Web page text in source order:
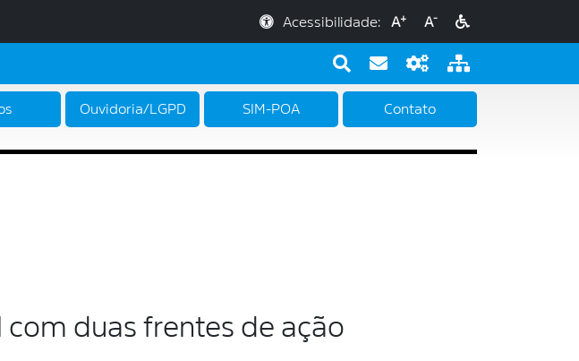
Acessibilidade: A+ A-
Ouvidoria/LGPD SIM-POA Contato
com duas frentes de ação